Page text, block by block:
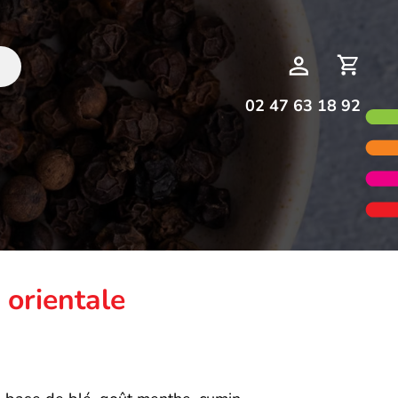
Mon
devis
02 47 63 18 92
orientale